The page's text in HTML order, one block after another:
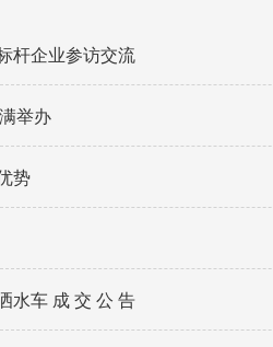
杆企业参访交流
举办
势
水车 成 交 公 告